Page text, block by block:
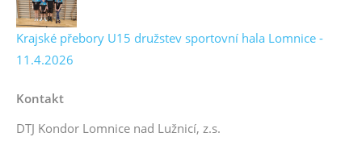
Krajské přebory U15 družstev sportovní hala Lomnice -
11.4.2026
Kontakt
DTJ Kondor Lomnice nad Lužnicí, z.s.